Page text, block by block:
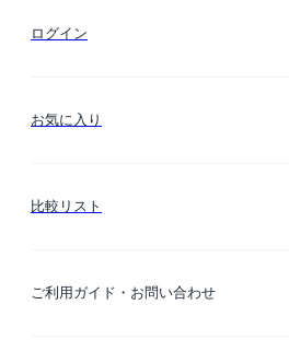
ログイン
お気に入り
比較リスト
ご利用ガイド・お問い合わせ